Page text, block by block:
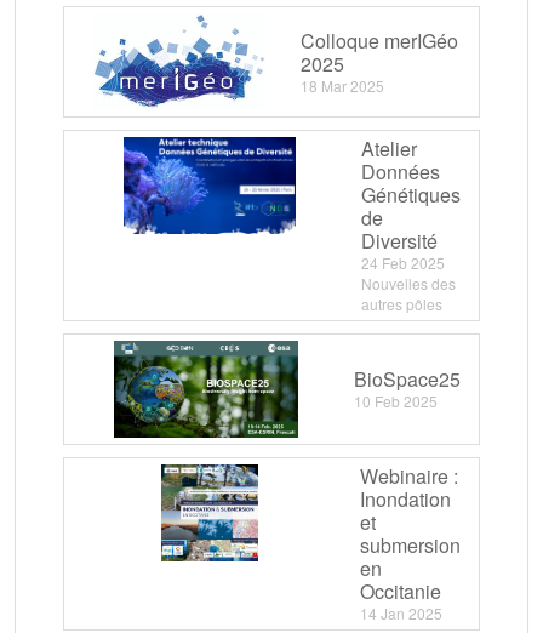
Colloque merIGéo
2025
18 Mar 2025
Atelier
Données
Génétiques
de
Diversité
24 Feb 2025
Nouvelles des
autres pôles
BioSpace25
10 Feb 2025
Webinaire :
Inondation
et
submersion
en
Occitanie
14 Jan 2025